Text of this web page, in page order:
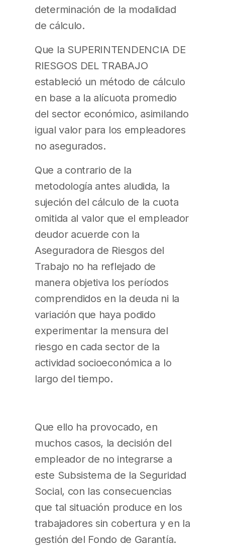
determinación de la modalidad
de cálculo.
Que la SUPERINTENDENCIA DE
RIESGOS DEL TRABAJO
estableció un método de cálculo
en base a la alícuota promedio
del sector económico, asimilando
igual valor para los empleadores
no asegurados.
Que a contrario de la
metodología antes aludida, la
sujeción del cálculo de la cuota
omitida al valor que el empleador
deudor acuerde con la
Aseguradora de Riesgos del
Trabajo no ha reflejado de
manera objetiva los períodos
comprendidos en la deuda ni la
variación que haya podido
experimentar la mensura del
riesgo en cada sector de la
actividad socioeconómica a lo
largo del tiempo.
Que ello ha provocado, en
muchos casos, la decisión del
empleador de no integrarse a
este Subsistema de la Seguridad
Social, con las consecuencias
que tal situación produce en los
trabajadores sin cobertura y en la
gestión del Fondo de Garantía.